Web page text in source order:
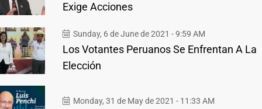
Exige Acciones
Sunday, 6 de June de 2021 - 9:59 AM
Los Votantes Peruanos Se Enfrentan A La
Elección
Monday, 31 de May de 2021 - 11:33 AM